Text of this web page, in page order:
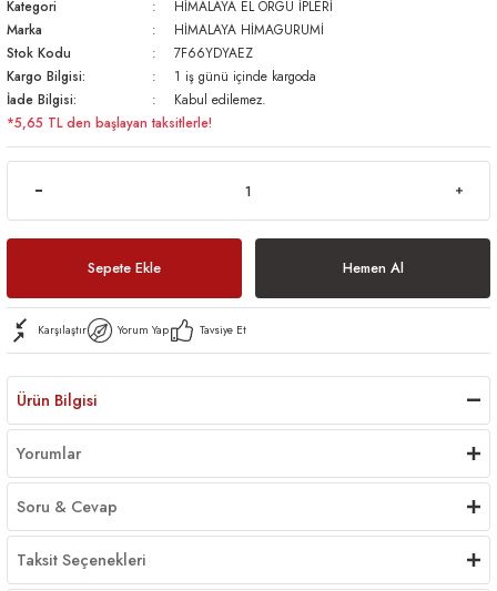
Kategori
HİMALAYA EL ÖRGÜ İPLERİ
Marka
HİMALAYA HİMAGURUMİ
Stok Kodu
7F66YDYAEZ
Kargo Bilgisi:
1 iş günü içinde kargoda
İade Bilgisi:
Kabul edilemez.
*5,65 TL den başlayan taksitlerle!
Sepete Ekle Hemen Al
Karşılaştır Yorum Yap Tavsiye Et
Ürün Bilgisi
Yorumlar
Soru & Cevap
Taksit Seçenekleri